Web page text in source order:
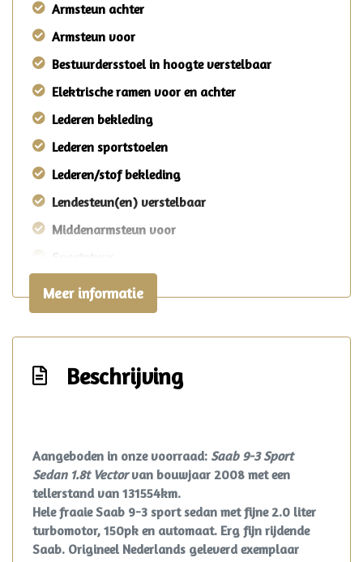
Armsteun achter
Armsteun voor
Bestuurdersstoel in hoogte verstelbaar
Elektrische ramen voor en achter
Lederen bekleding
Lederen sportstoelen
Lederen/stof bekleding
Lendesteun(en) verstelbaar
Middenarmsteun voor
Stuur leder
Stuurbekrachtiging
Voorstoelen verwarmd
Exterieur
Buitenspiegels elektrisch verstel- en
verwarmbaar
Buitenspiegels in carrosseriekleur
Bumpers in carrosseriekleur
Meer informatie
Beschrijving
Aangeboden in onze voorraad: Saab 9-3 Sport
Sedan 1.8t Vectorvan bouwjaar 2008 met een
tellerstand van 131554km.
Hele fraaie Saab 9-3 sport sedan met fijne 2.0 liter
turbomotor, 150pk en automaat. Erg fijn rijdende
Saab. Origineel Nederlands geleverd exemplaar